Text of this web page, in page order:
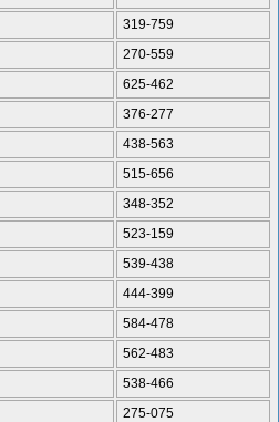
319-759
270-559
625-462
376-277
438-563
515-656
348-352
523-159
539-438
444-399
584-478
562-483
538-466
275-075